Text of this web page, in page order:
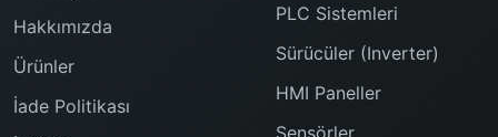
Hakkımızda
Ürünler
İade Politikası
PLC Sistemleri
Sürücüler (Inverter)
HMI Paneller